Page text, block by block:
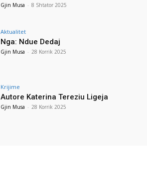
Gjin Musa - 8 Shtator 2025
Aktualitet
Nga: Ndue Dedaj
Gjin Musa - 28 Korrik 2025
Krijime
Autore Katerina Tereziu Ligeja
Gjin Musa - 28 Korrik 2025